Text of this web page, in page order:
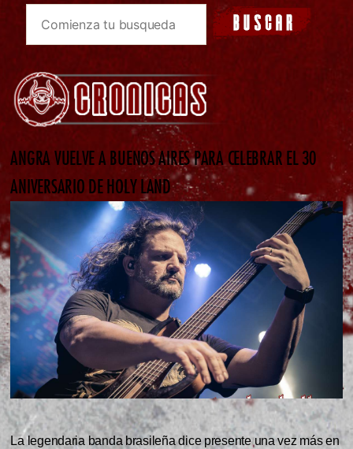
ANGRA VUELVE A BUENOS AIRES PARA CELEBRAR EL 30
ANIVERSARIO DE HOLY LAND
La legendaria banda brasileña dice presente una vez más en